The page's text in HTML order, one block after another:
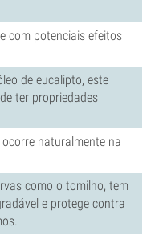
com potenciais efeitos
de eucalipto, este
ter propriedades
ocorre naturalmente na
como o tomilho, tem
e protege contra